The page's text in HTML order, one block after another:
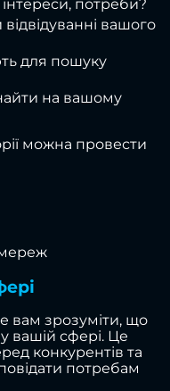
потреби?
відвідуванні вашого
для пошуку
на вашому
можна провести
мереж
вам зрозуміти, що
вашій сфері. Це
конкурентів та
потребам